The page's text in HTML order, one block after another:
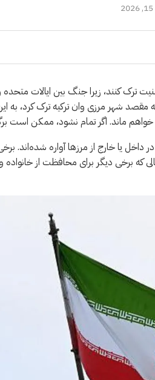
ترک کنند، زیرا جنگ بین ایالات متحده و
شهر گلستان را به مقصد شهر مرزی وان ترکیه ترک
خواهم ماند. اگر تمام نشود، ممکن است
می‌زند که از آغاز جنگ، 3.2 میلیون نفر در داخل یا خارج از مرزها
که برخی دیگر برای محافظت از